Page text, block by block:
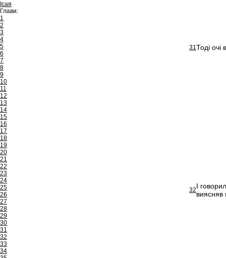
Ісая
Глави:
1
2
3
4
5
6
7
8
9
10
11
12
13
14
15
16
17
18
19
20
21
22
23
24
25
26
27
28
29
30
31
32
33
34
31Тоді очі
32І